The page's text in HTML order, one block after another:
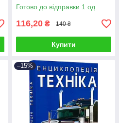
Готово до відправки 1 од.
116,20 ₴ 140 ₴
Купити
–15%